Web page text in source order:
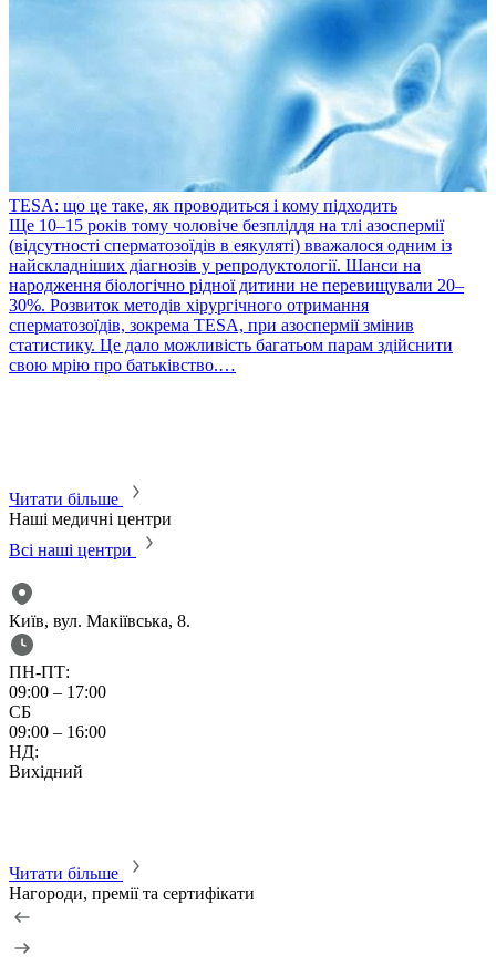
TESA: що це таке, як проводиться і кому підходить
​Ще 10–15 років тому чоловіче безпліддя на тлі азоспермії
(відсутності сперматозоїдів в еякуляті) вважалося одним із
найскладніших діагнозів у репродуктології. Шанси на
народження біологічно рідної дитини не перевищували 20–
30%. Розвиток методів хірургічного отримання
сперматозоїдів, зокрема TESA, при азоспермії змінив
статистику. Це дало можливість багатьом парам здійснити
свою мрію про батьківство.…
Читати більше
Наші медичні центри
Всі наші центри
Київ, вул. Макіївська, 8.
ПН-ПТ:
09:00 – 17:00
СБ
09:00 – 16:00
НД:
Вихідний
Читати більше
Нагороди, премії та сертифікати